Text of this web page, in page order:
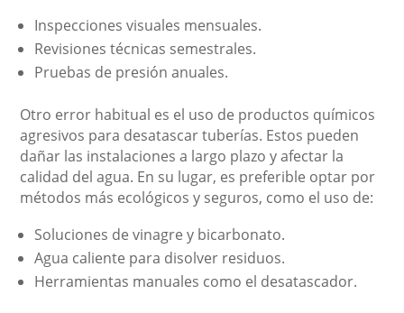
Inspecciones visuales mensuales.
Revisiones técnicas semestrales.
Pruebas de presión anuales.
Otro error habitual es el uso de productos químicos
agresivos para desatascar tuberías. Estos pueden
dañar las instalaciones a largo plazo y afectar la
calidad del agua. En su lugar, es preferible optar por
métodos más ecológicos y seguros, como el uso de:
Soluciones de vinagre y bicarbonato.
Agua caliente para disolver residuos.
Herramientas manuales como el desatascador.